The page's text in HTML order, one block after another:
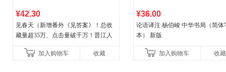
¥42.30
见春天（新增番外《见答案》！总收
藏量超35万、点击量破千万！晋江人
加入购物车
收藏
¥36.00
论语译注 杨伯峻 中华书局（简体
本） 新版
加入购物车 收藏